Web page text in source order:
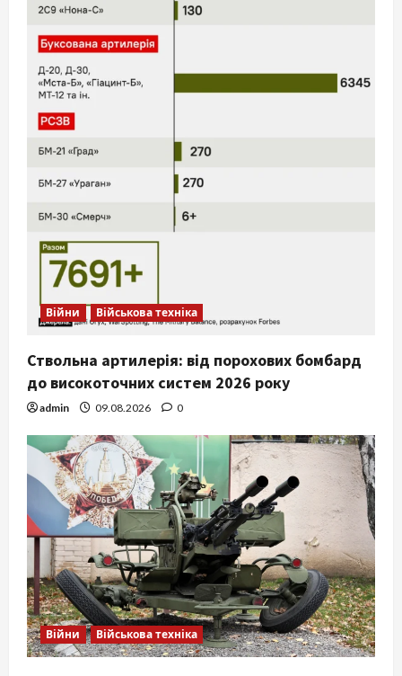
Війни Військова техніка
Ствольна артилерія: від порохових бомбард
до високоточних систем 2026 року
admin 09.08.2026 0
Війни Військова техніка